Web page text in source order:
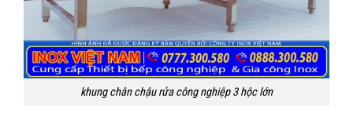
khung chân chậu rửa công nghiệp 3 hộc lớn